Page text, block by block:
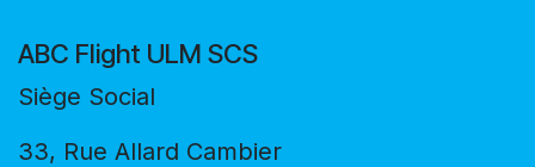
ABC Flight ULM SCS
Siège Social
33, Rue Allard Cambier